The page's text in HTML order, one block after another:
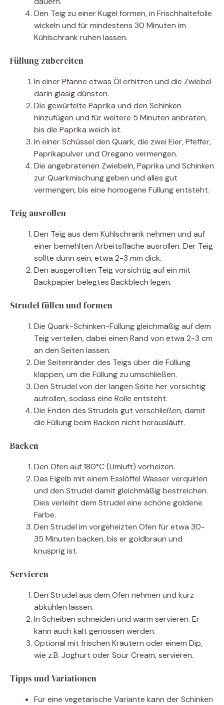
Den Teig zu einer Kugel formen, in Frischhaltefolie
wickeln und für mindestens 30 Minuten im
Kühlschrank ruhen lassen.
Füllung zubereiten
In einer Pfanne etwas Öl erhitzen und die Zwiebel
darin glasig dünsten.
Die gewürfelte Paprika und den Schinken
hinzufügen und für weitere 5 Minuten anbraten,
bis die Paprika weich ist.
In einer Schüssel den Quark, die zwei Eier, Pfeffer,
Paprikapulver und Oregano vermengen.
Die angebratenen Zwiebeln, Paprika und Schinken
zur Quarkmischung geben und alles gut
vermengen, bis eine homogene Füllung entsteht.
Teig ausrollen
Den Teig aus dem Kühlschrank nehmen und auf
einer bemehlten Arbeitsfläche ausrollen. Der Teig
sollte dünn sein, etwa 2-3 mm dick.
Den ausgerollten Teig vorsichtig auf ein mit
Backpapier belegtes Backblech legen.
Strudel füllen und formen
Die Quark-Schinken-Füllung gleichmäßig auf dem
Teig verteilen, dabei einen Rand von etwa 2-3 cm
an den Seiten lassen.
Die Seitenränder des Teigs über die Füllung
klappen, um die Füllung zu umschließen.
Den Strudel von der langen Seite her vorsichtig
aufrollen, sodass eine Rolle entsteht.
Die Enden des Strudels gut verschließen, damit
die Füllung beim Backen nicht herausläuft.
Backen
Den Ofen auf 180°C (Umluft) vorheizen.
Das Eigelb mit einem Esslöffel Wasser verquirlen
und den Strudel damit gleichmäßig bestreichen.
Dies verleiht dem Strudel eine schöne goldene
Farbe.
Den Strudel im vorgeheizten Ofen für etwa 30-
35 Minuten backen, bis er goldbraun und
knusprig ist.
Servieren
Den Strudel aus dem Ofen nehmen und kurz
abkühlen lassen.
In Scheiben schneiden und warm servieren. Er
kann auch kalt genossen werden.
Optional mit frischen Kräutern oder einem Dip,
wie z.B. Joghurt oder Sour Cream, servieren.
Tipps und Variationen
Für eine vegetarische Variante kann der Schinken